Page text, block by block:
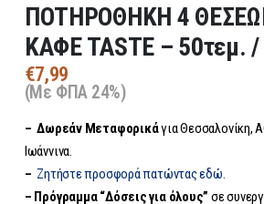
ΠΟΤΗΡΟΘΗΚΗ 4
ΚΑΦΕ TASTE – 50τεμ.
€7,99
(Με ΦΠΑ 24%)
– Δωρεάν Μεταφορικάγια Θεσσαλονίκη,
Ιωάννινα.
– Ζητήστε προσφορά πατώντας εδώ.
– Πρόγραμμα “Δόσεις για όλους” σε